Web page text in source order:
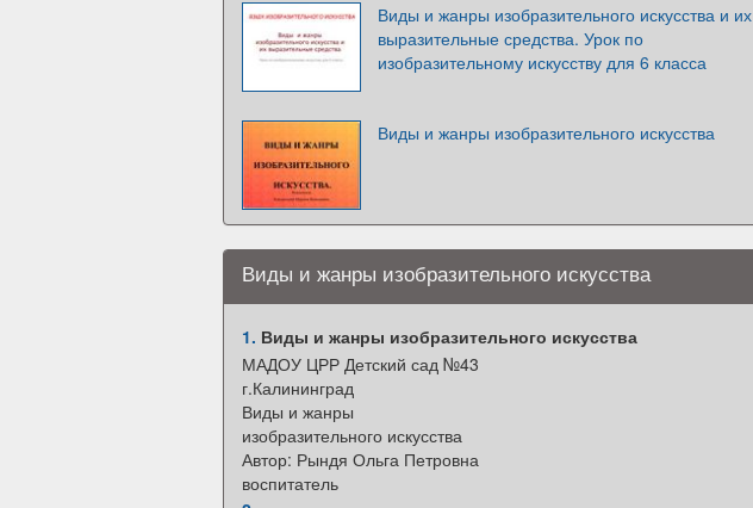
Виды и жанры изобразительного искусства и их
выразительные средства. Урок по
изобразительному искусству для 6 класса
Виды и жанры изобразительного искусства
Виды и жанры изобразительного искусства
1. Виды и жанры изобразительного искусства
МАДОУ ЦРР Детский сад №43
г.Калининград
Виды и жанры
изобразительного искусства
Автор: Рындя Ольга Петровна
воспитатель